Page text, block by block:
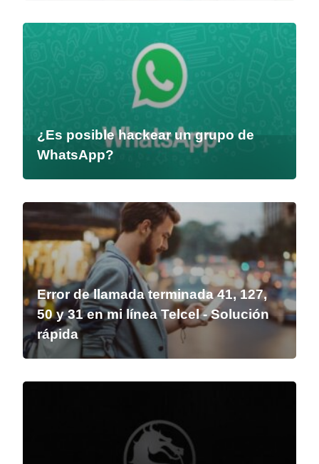
¿Es posible hackear un grupo de
WhatsApp?
Error de llamada terminada 41, 127,
50 y 31 en mi línea Telcel - Solución
rápida